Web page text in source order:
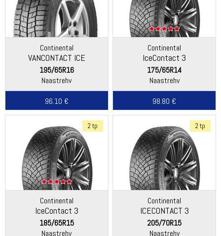
Continental
VANCONTACT ICE
195/65R16
Naastrehv
96.10 €
Continental
IceContact 3
175/65R14
Naastrehv
98.80 €
2 tp
Continental
IceContact 3
185/65R15
Naastrehv
2 tp
Continental
ICECONTACT 3
205/70R15
Naastrehv